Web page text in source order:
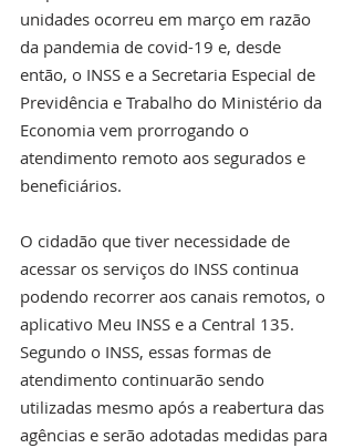
unidades ocorreu em março em razão
da pandemia de covid-19 e, desde
então, o INSS e a Secretaria Especial de
Previdência e Trabalho do Ministério da
Economia vem prorrogando o
atendimento remoto aos segurados e
beneficiários.
O cidadão que tiver necessidade de
acessar os serviços do INSS continua
podendo recorrer aos canais remotos, o
aplicativo Meu INSS e a Central 135.
Segundo o INSS, essas formas de
atendimento continuarão sendo
utilizadas mesmo após a reabertura das
agências e serão adotadas medidas para